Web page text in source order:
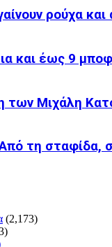
ρούχα
και έως 9
των Μιχάλη
τη σταφίδα,
(2,173)